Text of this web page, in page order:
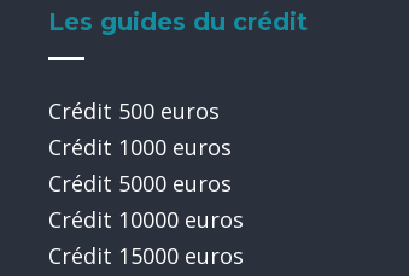
Les guides du crédit
Crédit 500 euros
Crédit 1000 euros
Crédit 5000 euros
Crédit 10000 euros
Crédit 15000 euros